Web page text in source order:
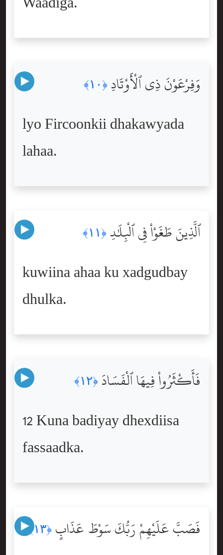
وَفِرْعَوْنَ ذِى ٱلْأَوْتَادِ ﴿١٠﴾
lyo Fircoonkii dhakawyada
lahaa.
ٱلَّذِينَ طَغَوْاْ فِى ٱلْبِلَٰدِ ﴿١١﴾
kuwiina ahaa ku xadgudbay
dhulka.
فَأَكْثَرُواْ فِيهَا ٱلْفَسَادَ ﴿١٢﴾
12 Kuna badiyay dhexdiisa
fassaadka.
فَصَبَّ عَلَيْهِمْ رَبُّكَ سَوْطَ عَذَابٍ ﴿١٣﴾